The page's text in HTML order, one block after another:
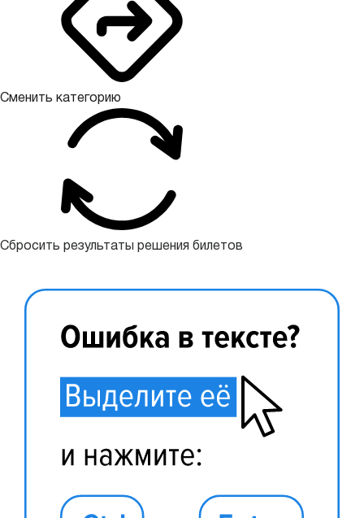
Сменить категорию
Сбросить результаты решения билетов